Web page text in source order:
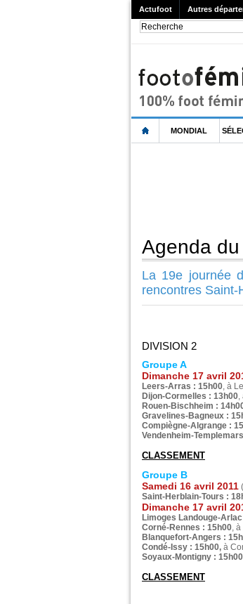
Actufoot Autres
MONDIAL
Agenda
La 19e journée
rencontres Saint-
DIVISION 2
Groupe A
Dimanche 17 avril
Leers-Arras : 15h00, à
Dijon-Cormelles : 13h00,
Rouen-Bischheim :
Gravelines-Bagneux :
Compiègne-Algrange :
Vendenheim-
CLASSEMENT
Groupe B
Samedi 16 avril 2011
Saint-Herblain-Tours :
Dimanche 17 avril
Limoges Landouge-
Corné-Rennes : 15h00,
Blanquefort-Angers :
Condé-Issy : 15h00, à
Soyaux-Montigny : 15h00
CLASSEMENT